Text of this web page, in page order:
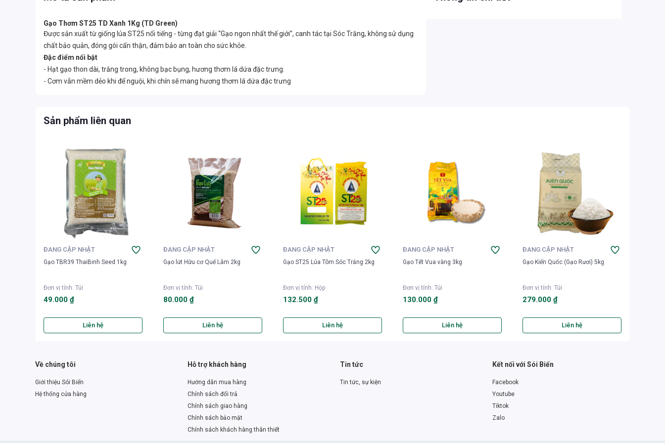
Gạo Thơm ST25 TD Xanh 1Kg (TD Green)
Được sản xuất từ giống lúa ST25 nổi tiếng - từng đạt giải “Gạo ngon nhất thế giới”, canh tác tại Sóc Trăng, không sử dụng
chất bảo quản, đóng gói cẩn thận, đảm bảo an toàn cho sức khỏe.
Đặc điểm nổi bật
- Hạt gạo thon dài, trắng trong, không bạc bụng, hương thơm lá dứa đặc trưng.
- Cơm vẫn mềm dẻo khi để nguội, khi chín sẽ mang hương thơm lá dứa đặc trưng
Sản phẩm liên quan
ĐANG CẬP NHẬT
Gạo TBR39 ThaiBinh Seed 1kg
Đơn vị tính: Túi
49.000 ₫
Liên hệ
ĐANG CẬP NHẬT
Gạo lứt Hữu cơ Quế Lâm 2kg
Đơn vị tính: Túi
80.000 ₫
Liên hệ
ĐANG CẬP NHẬT
Gạo ST25 Lúa Tôm Sóc Trăng 2kg
Đơn vị tính: Hộp
132.500 ₫
Liên hệ
ĐANG CẬP NHẬT
Gạo Tết Vua vàng 3kg
Đơn vị tính: Túi
130.000 ₫
Liên hệ
ĐANG CẬP NHẬT
Gạo Kiến Quốc (Gạo Rươi) 5kg
Đơn vị tính: Túi
279.000 ₫
Liên hệ
Về chúng tôi
Giới thiệu Sói Biển
Hệ thống cửa hàng
Hỗ trợ khách hàng
Hướng dẫn mua hàng
Chính sách đổi trả
Chính sách giao hàng
Chính sách bảo mật
Chính sách khách hàng thân thiết
Tin tức
Tin tức, sự kiện
Kết nối với Sói Biển
Facebook
Youtube
Tiktok
Zalo